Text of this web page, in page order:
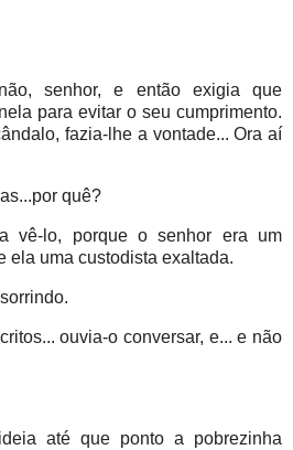
senhor, e então exigia que
para evitar o seu cumprimento.
fazia-lhe a vontade... Ora aí
quê?
vê-lo, porque o senhor era um
ela uma custodista exaltada.
ouvia-o conversar, e... e não
até que ponto a pobrezinha